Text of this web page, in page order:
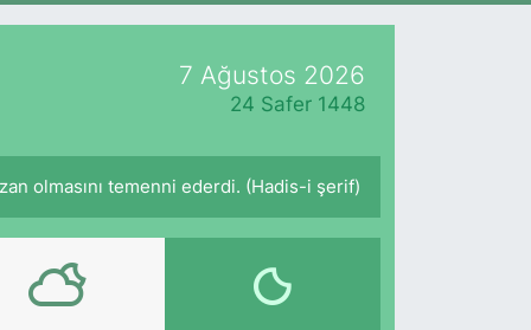
7 Ağustos 2026
24 Safer 1448
olmasını temenni ederdi. (Hadis-i şerif)